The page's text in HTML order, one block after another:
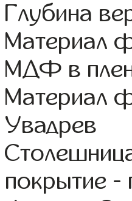
Глубина
Материал
МДФ в
Материал
Увадрев
покрытие -